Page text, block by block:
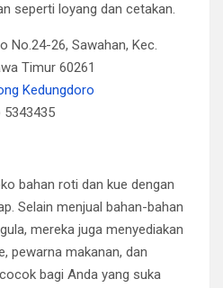
seperti loyang dan cetakan.
No.24-26, Sawahan, Kec.
Timur 60261
Kedungdoro
5343435
bahan roti dan kue dengan
Selain menjual bahan-bahan
mereka juga menyediakan
pewarna makanan, dan
bagi Anda yang suka